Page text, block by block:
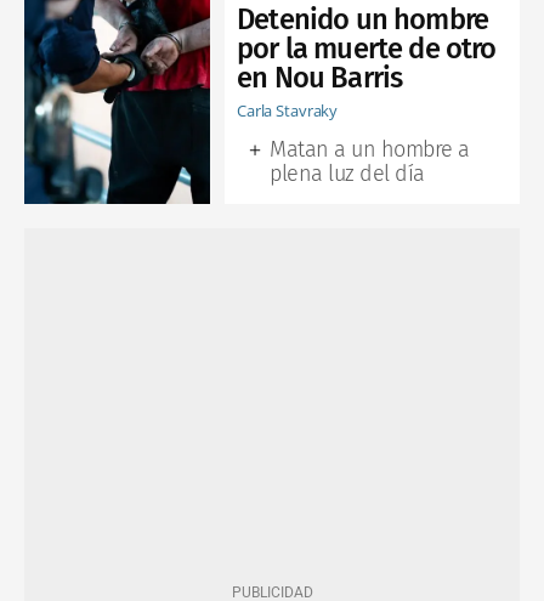
Detenido un hombre
por la muerte de otro
en Nou Barris
Carla Stavraky
Matan a un hombre a
plena luz del día